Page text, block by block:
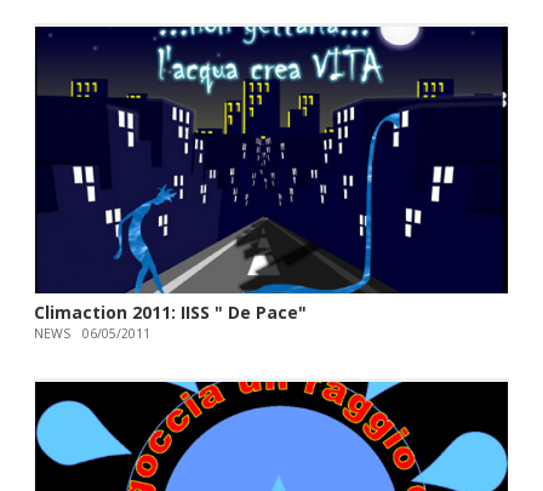
Climaction 2011: IISS " De Pace"
NEWS 06/05/2011